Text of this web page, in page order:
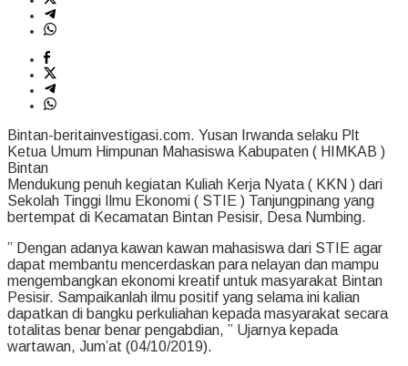
Bintan-beritainvestigasi.com. Yusan Irwanda selaku Plt
Ketua Umum Himpunan Mahasiswa Kabupaten ( HIMKAB )
Bintan
Mendukung penuh kegiatan Kuliah Kerja Nyata ( KKN ) dari
Sekolah Tinggi Ilmu Ekonomi ( STIE ) Tanjungpinang yang
bertempat di Kecamatan Bintan Pesisir, Desa Numbing.
” Dengan adanya kawan kawan mahasiswa dari STIE agar
dapat membantu mencerdaskan para nelayan dan mampu
mengembangkan ekonomi kreatif untuk masyarakat Bintan
Pesisir. Sampaikanlah ilmu positif yang selama ini kalian
dapatkan di bangku perkuliahan kepada masyarakat secara
totalitas benar benar pengabdian, ” Ujarnya kepada
wartawan, Jum’at (04/10/2019).